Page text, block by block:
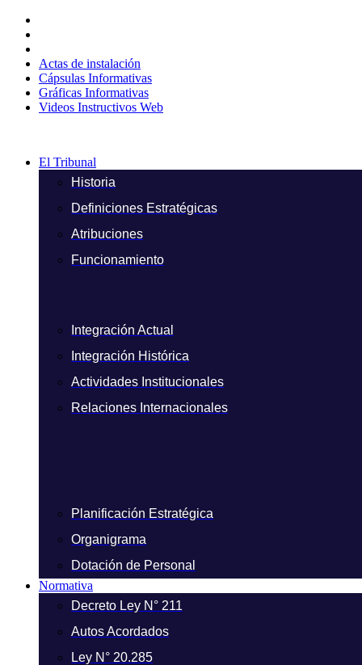
contenido
Actas de instalación
Cápsulas Informativas
Gráficas Informativas
Videos Instructivos Web
El Tribunal
Historia
Definiciones Estratégicas
Atribuciones
Funcionamiento
Integración Actual
Integración Histórica
Actividades Institucionales
Relaciones Internacionales
Planificación Estratégica
Organigrama
Dotación de Personal
Normativa
Decreto Ley N° 211
Autos Acordados
Ley N° 20.285